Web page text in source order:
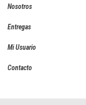
Nosotros
Entregas
Mi Usuario
Contacto